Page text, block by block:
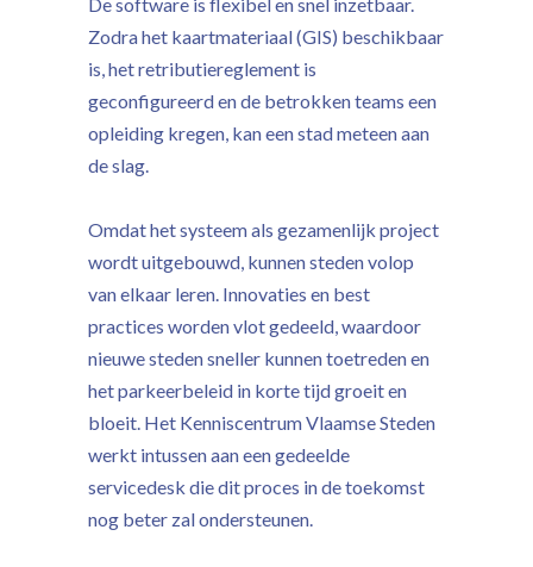
Zodra het kaartmateriaal (GIS) beschikbaar
is, het retributiereglement is
geconfigureerd en de betrokken teams een
opleiding kregen, kan een stad meteen aan
de slag.
Omdat het systeem als gezamenlijk project
wordt uitgebouwd, kunnen steden volop
van elkaar leren. Innovaties en best
practices worden vlot gedeeld, waardoor
nieuwe steden sneller kunnen toetreden en
het parkeerbeleid in korte tijd groeit en
bloeit. Het Kenniscentrum Vlaamse Steden
werkt intussen aan een gedeelde
servicedesk die dit proces in de toekomst
nog beter zal ondersteunen.